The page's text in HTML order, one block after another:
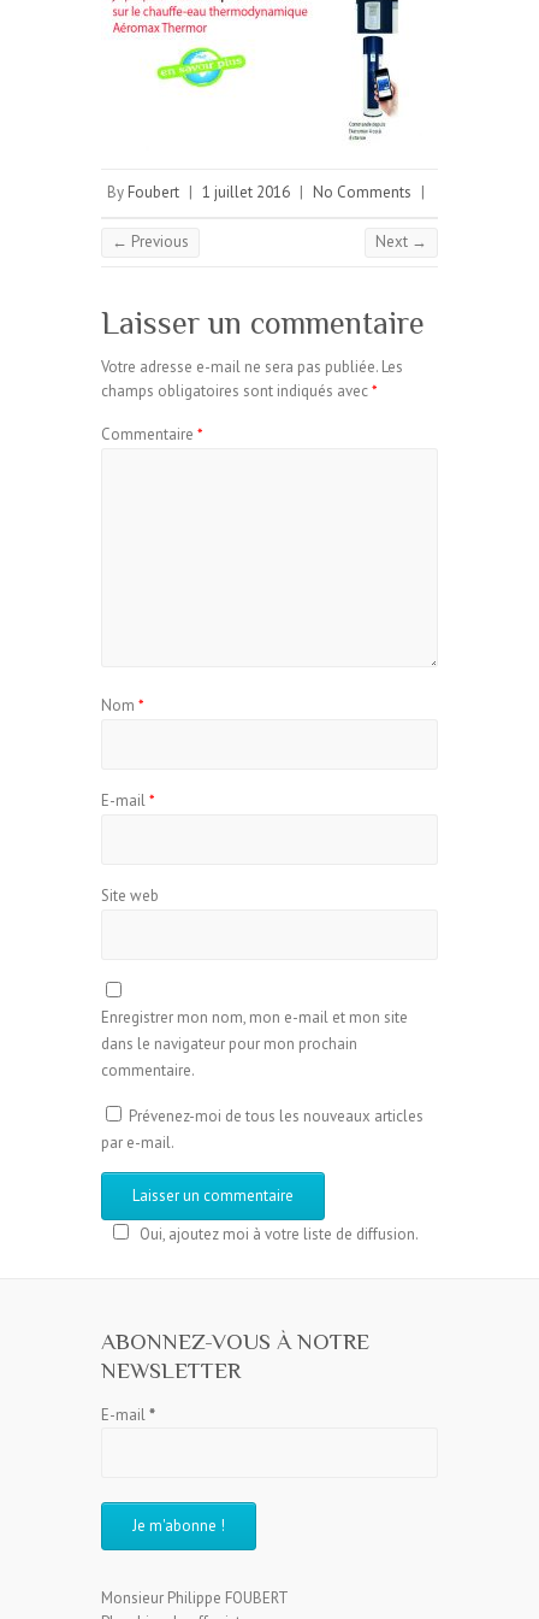
By Foubert | 1 juillet 2016 | No Comments |
← Previous Next →
Laisser un commentaire
Votre adresse e-mail ne sera pas publiée. Les
champs obligatoires sont indiqués avec*
Commentaire *
Nom *
E-mail*
Site web
Enregistrer mon nom, mon e-mail et mon site
dans le navigateur pour mon prochain
commentaire.
Prévenez-moi de tous les nouveaux articles
par e-mail.
Oui, ajoutez moi à votre liste de diffusion.
ABONNEZ-VOUS À NOTRE
NEWSLETTER
E-mail*
Monsieur Philippe FOUBERT